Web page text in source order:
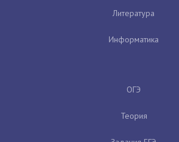
Литература
Информатика
ОГЭ
Теория